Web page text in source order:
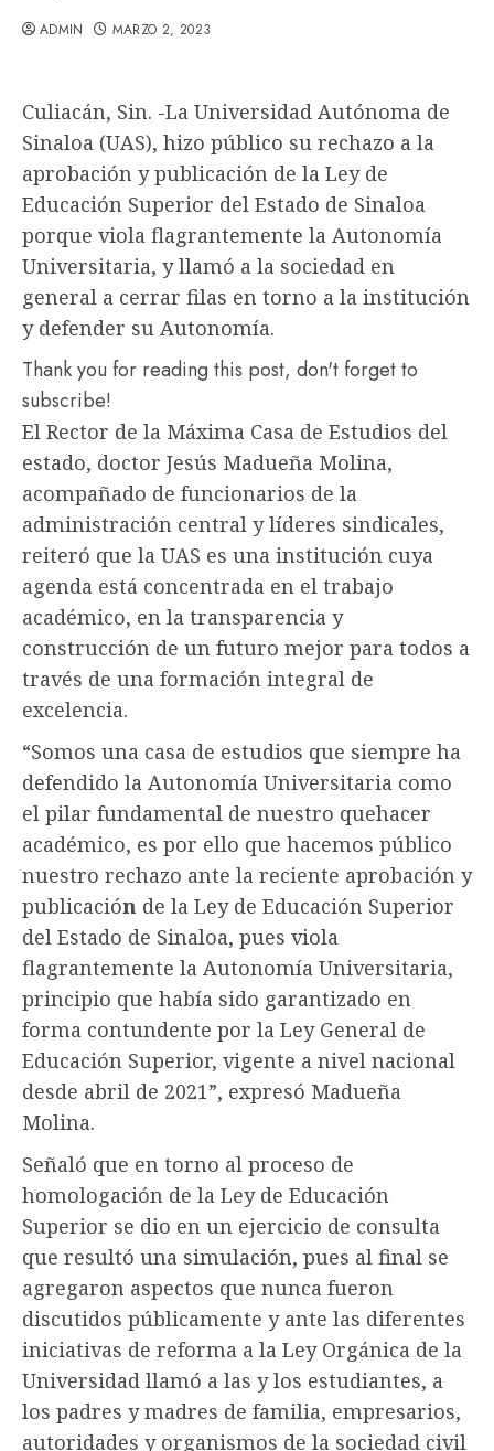
ADMIN MARZO 2, 2023
Culiacán, Sin. -La Universidad Autónoma de
Sinaloa (UAS), hizo público su rechazo a la
aprobación y publicación de la Ley de
Educación Superior del Estado de Sinaloa
porque viola flagrantemente la Autonomía
Universitaria, y llamó a la sociedad en
general a cerrar filas en torno a la institución
y defender su Autonomía.
Thank you for reading this post, don't forget to
subscribe!
El Rector de la Máxima Casa de Estudios del
estado, doctor Jesús Madueña Molina,
acompañado de funcionarios de la
administración central y líderes sindicales,
reiteró que la UAS es una institución cuya
agenda está concentrada en el trabajo
académico, en la transparencia y
construcción de un futuro mejor para todos a
través de una formación integral de
excelencia.
“Somos una casa de estudios que siempre ha
defendido la Autonomía Universitaria como
el pilar fundamental de nuestro quehacer
académico, es por ello que hacemos público
nuestro rechazo ante la reciente aprobación y
publicación de la Ley de Educación Superior
del Estado de Sinaloa, pues viola
flagrantemente la Autonomía Universitaria,
principio que había sido garantizado en
forma contundente por la Ley General de
Educación Superior, vigente a nivel nacional
desde abril de 2021”, expresó Madueña
Molina.
Señaló que en torno al proceso de
homologación de la Ley de Educación
Superior se dio en un ejercicio de consulta
que resultó una simulación, pues al final se
agregaron aspectos que nunca fueron
discutidos públicamente y ante las diferentes
iniciativas de reforma a la Ley Orgánica de la
Universidad llamó a las y los estudiantes, a
los padres y madres de familia, empresarios,
autoridades y organismos de la sociedad civil